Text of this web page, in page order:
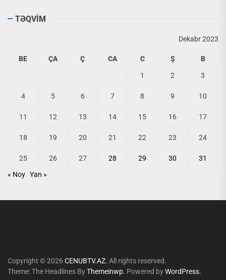
TƏQVİM
Dekabr 2023
BE ÇA Ç CA C Ş B
1 2 3
4 5 6 7 8 9 10
11 12 13 14 15 16 17
18 19 20 21 22 23 24
25 26 27 28 29 30
31
« Noy Yan »
Copyright © 2026 CENUBTV.AZ. All rights reserved.
Theme: The Headlines ByThemeinwp. Powered byWordPress.